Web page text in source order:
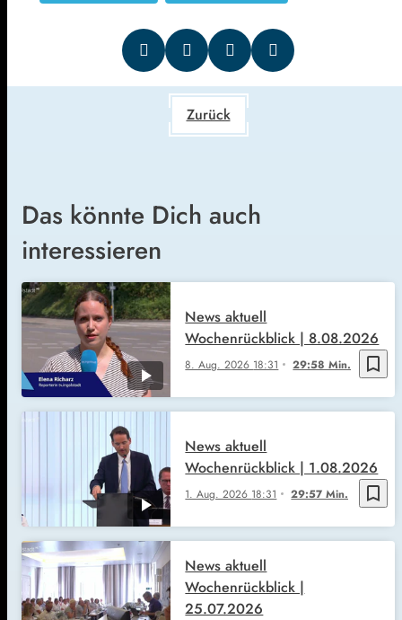
Zurück
Das könnte Dich auch
interessieren
bookmark_border
8. Aug. 2026 18:31 29:58 Min.
News aktuell
Wochenrückblick | 8.08.2026
bookmark_border
1. Aug. 2026 18:31 29:57 Min.
News aktuell
Wochenrückblick | 1.08.2026
News aktuell
Wochenrückblick |
25.07.2026